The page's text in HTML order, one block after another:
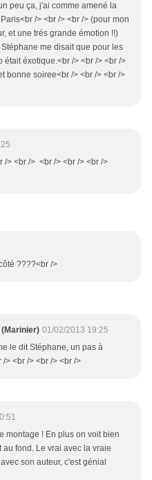
peu ça, j'ai comme amené la
/> <br /> <br /> (pour mon
et une trés grande émotion !!)
Stéphane me disait que pour les
était éxotique.<br /> <br /> <br />
bonne soiree<br /> <br /> <br />
/> <br /> <br /> <br /> <br />
????<br />
(Marinier) 01/02/2013 19:25
le dit Stéphane, un pas à
> <br /> <br /> <br />
montage ! En plus on voit bien
fond. Le vrai avec la vraie
son auteur, c'est génial